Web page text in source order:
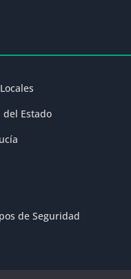
Estado
de Seguridad